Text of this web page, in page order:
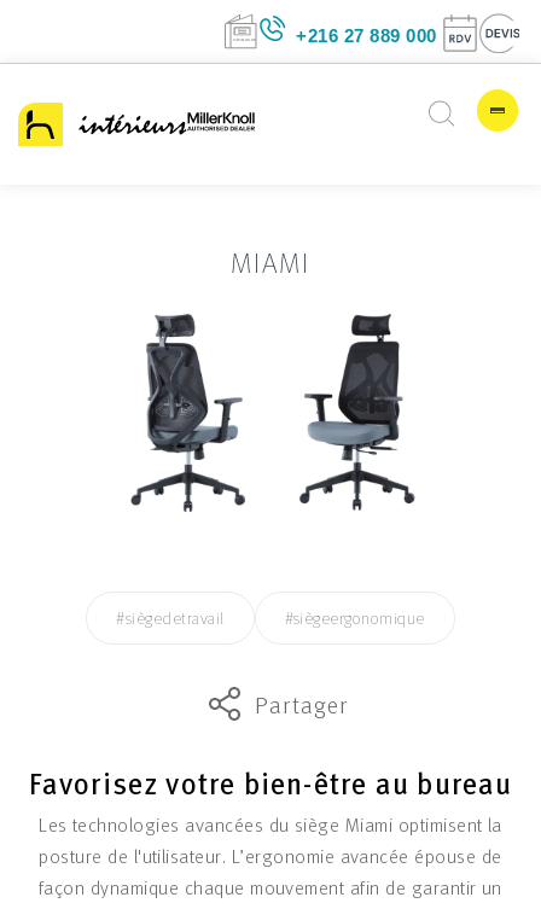
+216 27 889
MIAMI
#siègedetravail #siègeergonomique
Partager
Favorisez votre bien-être au bureau
Les technologies avancées du siège Miami optimisent la
posture de l'utilisateur. L’ergonomie avancée épouse de
façon dynamique chaque mouvement afin de garantir un